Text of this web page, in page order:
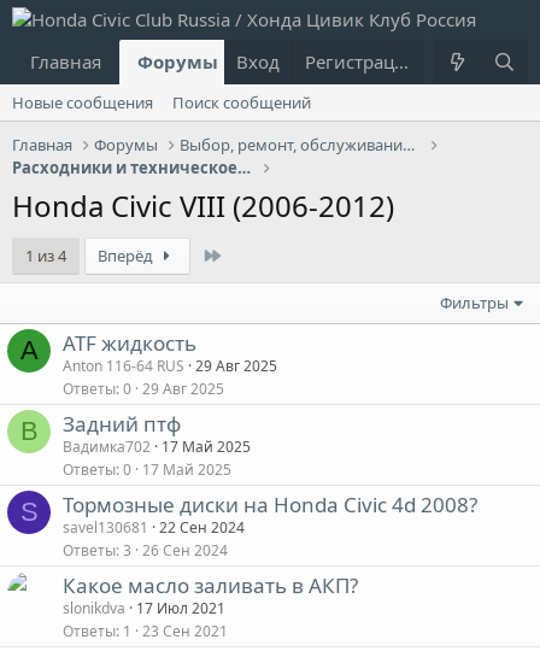
Главная Форумы Что нового?
Вход Регистрация
Новые сообщения
Поиск сообщений
Главная
Форумы
Выбор, ремонт, обслуживание и эксплуатация
Расходники и техническое обслуживание (ТО)
Honda Civic VIII (2006-2012)
1 из 4 Вперёд
Фильтры
A ATF жидкость
Anton 116-64 RUS 29 Авг 2025
Ответы 0 29 Авг 2025
В Задний птф
Вадимка702 17 Май 2025
Ответы 0 17 Май 2025
S Тормозные диски на Honda Civic 4d 2008?
savel130681
22 Сен 2024
Ответы 3 26 Сен 2024
Какое масло заливать в АКП?
slonikdva
17 Июл 2021
Ответы 1 23 Сен 2021